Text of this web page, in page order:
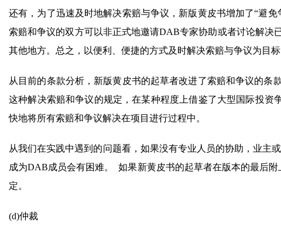
还有，为了迅速及时地解决索赔与争议，新版黄皮书增加了“避免
索赔和争议的双方可以非正式地邀请DAB专家协助或者讨论解
其他地方。总之，以便利、便捷的方式及时解决索赔与争议为目
从目前的条款分析，新版黄皮书的起草者改进了索赔和争议的条
这种解决索赔和争议的规定，在某种程度上借鉴了大型国际投
快地将所有索赔和争议解决在项目进行过程中。
从我们在实践中遇到的问题看，如果没有专业人员的协助，业主
成为DAB成员会有困难。 如果新黄皮书的起草者在版本的最后
定。
(d)仲裁